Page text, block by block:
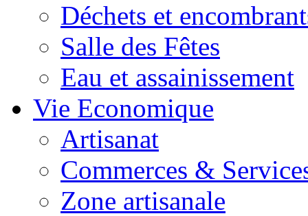
Déchets et
Salle des Fêtes
Eau et assainissement
Vie Economique
Artisanat
Commerces &
Zone artisanale